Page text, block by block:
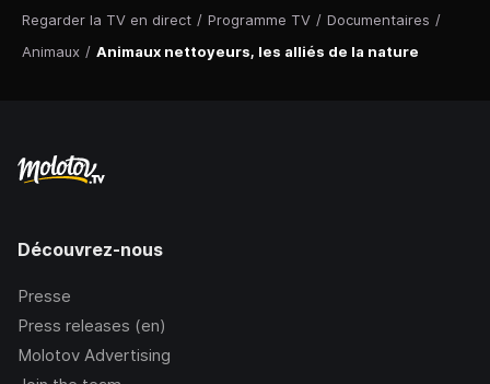
Regarder la TV en direct / Programme TV / Documentaires /
Animaux / Animaux nettoyeurs, les alliés de la nature
Découvrez-nous
Presse
Press releases (en)
Molotov Advertising